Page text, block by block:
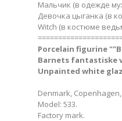
Мальчик (в одежде
Девочка цыганка (в
Witch (в костюме
Porcelain figurine
Barnets fantastiske
Unpainted white
Denmark,
Model: 533.
Factory mark.